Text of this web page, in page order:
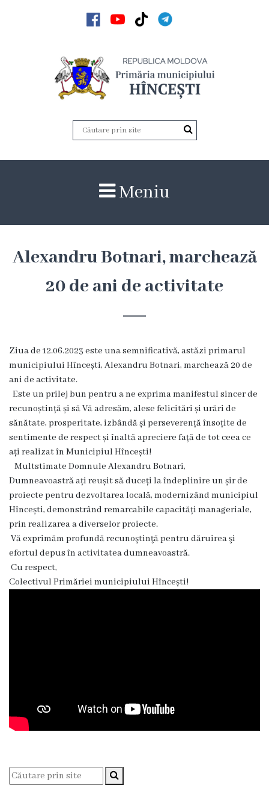
Noutăți
Galerie
foto
Hîncești
Așezarea
geografică
Istoria
orașului
Potențial
turistic
Orașe
înfrățite
Cetățeni
Adresează
Meniu
Alexandru Botnari, marchează
20 de ani de activitate
Ziua de 12.06.2023 este una semnificativă, astăzi primarul
municipiului Hîncești, Alexandru Botnari, marchează 20 de
ani de activitate.
Este un prilej bun pentru a ne exprima manifestul sincer de
recunoștință și să Vă adresăm, alese felicitări și urări de
sănătate, prosperitate, izbândă și perseverență însoțite de
sentimente de respect și înaltă apreciere față de tot ceea ce
ați realizat în Municipiul Hîncești!
Multstimate Domnule Alexandru Botnari,
Dumneavoastră ați reușit să duceți la îndeplinire un șir de
proiecte pentru dezvoltarea locală, modernizând municipiul
Hîncești, demonstrând remarcabile capacități manageriale,
prin realizarea a diverselor proiecte.
Vă exprimăm profundă recunoştinţă pentru dăruirea şi
efortul depus în activitatea dumneavoastră.
Cu respect,
Colectivul Primăriei municipiului Hîncești!